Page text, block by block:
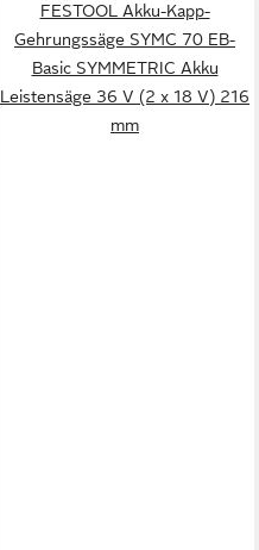
FESTOOL Akku-Kapp-
Gehrungssäge SYMC 70 EB-
Basic SYMMETRIC Akku
Leistensäge 36 V (2 x 18 V) 216
mm